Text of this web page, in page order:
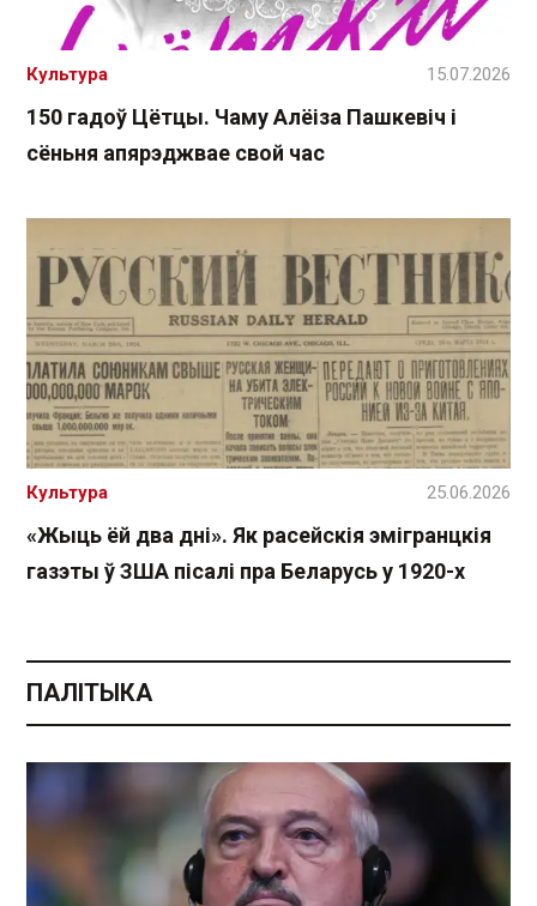
150 гадоў Цётцы. Чаму Алёіза Пашкевіч і
сёньня апярэджвае свой час
Культура 15.07.2026
«Жыць ёй два дні». Як расейскія эмігранцкія
газэты ў ЗША пісалі пра Беларусь у 1920-х
Культура 25.06.2026
ПАЛІТЫКА